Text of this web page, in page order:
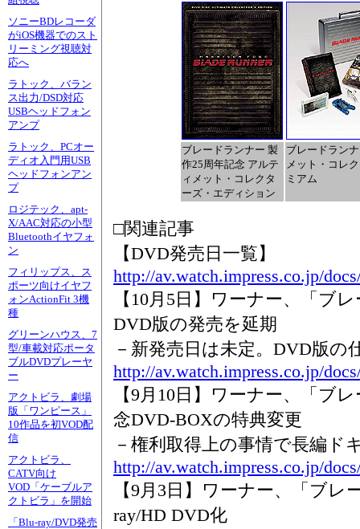
ソニーBDレコーダ
がiOS機器でのスト
リーミング視聴対
応へ
ラトック、バラン
ス出力/DSD対応
USBヘッドフォン
アンプ
ラトック、PCオー
ディオ入門用USB
ヘッドフォンアン
プ
ロジテック、apt-
X/AAC対応の小型
Bluetoothイヤフォ
ン
フィリップス、ス
ポーツ向けイヤフ
ォンActionFit 3機
種
グリーンハウス、7
型/車載対応ポータ
ブルDVDプレーヤ
ー
アクトビラ、劇場
版「ワンピース」
10作品を初VOD配
信
アクトビラ、
CATV向け
VOD「ケーブルア
クトビラ」を開始
「Blu-ray/DVD発売
ブレードランナー 製
作25周年記念 アルテ
ィメット・コレクタ
ーズ・エディション
ブレードラン
メット・コレ
ミアム
□関連記事
【DVD発売日一覧】
http://av.watch.impress.co.jp/
【10月5日】ワーナー、「ブ
DVD版の発売を延期
－新発売日は未定。DVD版の
http://av.watch.impress.co.jp/
【9月10日】ワーナー、「ブ
念DVD-BOXの特典変更
－権利取得上の事情で長編ド
http://av.watch.impress.co.jp/
【9月3日】ワーナー、「ブレ
ray/HD DVD化